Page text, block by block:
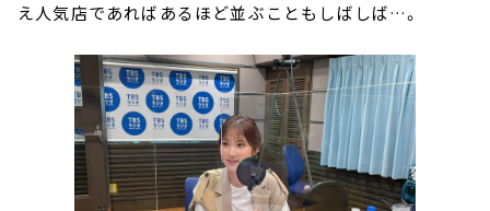
え人気店であればあるほど並ぶこともしばしば…。